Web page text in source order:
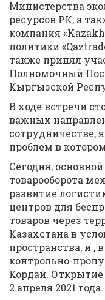
Министерства
ресурсов РК, а
компания
политики
также принял
Полномочный
Кыргызской
В ходе встречи
важных
сотрудничестве,
проблем в
Сегодня,
товарооборота
развитие
центров для
товаров через
Казахстана в
пространства, и ,
контрольно-
Кордай.
2 апреля 2021 года.